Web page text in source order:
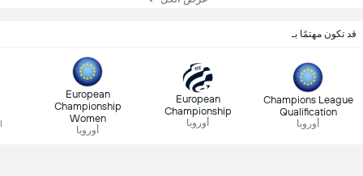
قد تكون مهتمًا بـ
Champions League
Qualification
أوروبا
European
Championship
أوروبا
European
Championship
Women
أوروبا